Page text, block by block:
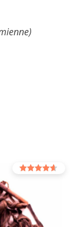
Rated
out of 5